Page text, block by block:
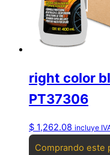
right color
PT37306
$ 1,262.08 incluye
Comprando este